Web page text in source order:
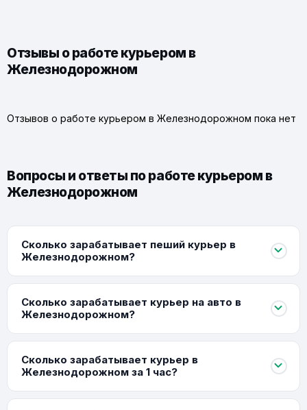
Отзывы о работе курьером в
Железнодорожном
Отзывов о работе курьером в Железнодорожном пока нет
Вопросы и ответы по работе курьером в
Железнодорожном
Сколько зарабатывает пеший курьер в
Железнодорожном?
Сколько зарабатывает курьер на авто в
Железнодорожном?
Сколько зарабатывает курьер в
Железнодорожном за 1 час?